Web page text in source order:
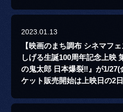
2023.01.13
【映画のまち調布 シネマフ
しげる生誕100周年記念上映
の鬼太郎 日本爆裂‼』が1/
ケット販売開始は上映日の2